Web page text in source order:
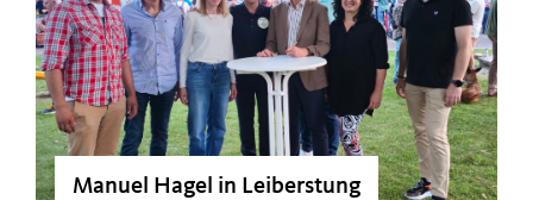
Manuel Hagel in Leiberstung